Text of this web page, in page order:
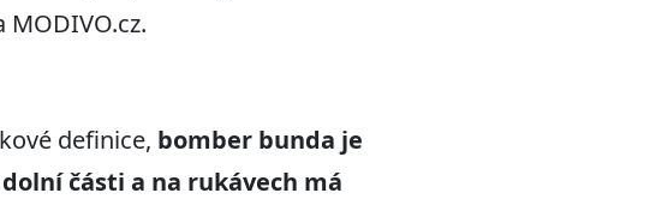
definice, bomber bunda je
části a na rukávech má